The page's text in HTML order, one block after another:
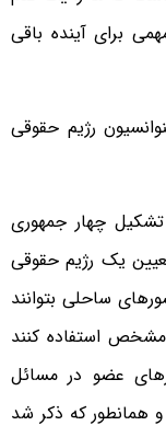
برای آینده باقی
رژیم حقوقی
چهار جمهوری
یک رژیم حقوقی
ساحلی بتوانند
استفاده کنند
عضو در مسائل
و همانطور که ذکر شد